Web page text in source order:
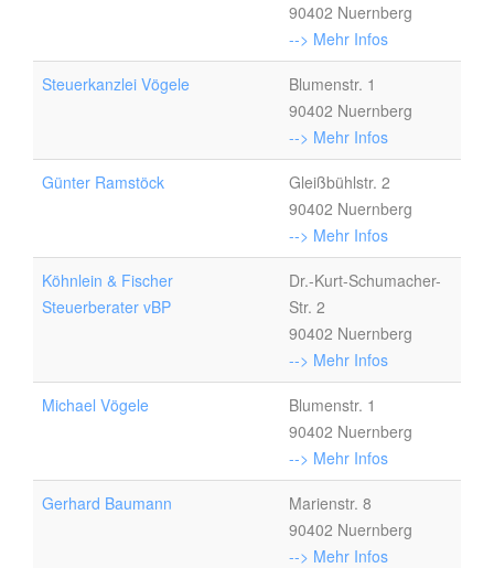
90402 Nuernberg
--> Mehr Infos
Steuerkanzlei Vögele
Blumenstr. 1
90402 Nuernberg
--> Mehr Infos
Günter Ramstöck
Gleißbühlstr. 2
90402 Nuernberg
--> Mehr Infos
Köhnlein & Fischer
Steuerberater vBP
Dr.-Kurt-Schumacher-
Str. 2
90402 Nuernberg
--> Mehr Infos
Michael Vögele
Blumenstr. 1
90402 Nuernberg
--> Mehr Infos
Gerhard Baumann
Marienstr. 8
90402 Nuernberg
--> Mehr Infos